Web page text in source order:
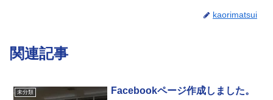
kaorimatsui
関連記事
未分類 Facebookページ作成しました。